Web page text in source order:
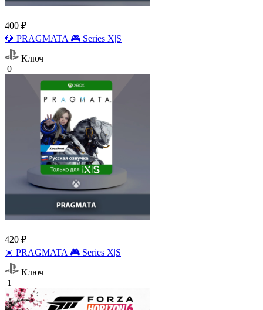
400 ₽
💎 PRAGMATA 🎮 Series X|S
Ключ
0
420 ₽
☀️ PRAGMATA 🎮 Series X|S
Ключ
1